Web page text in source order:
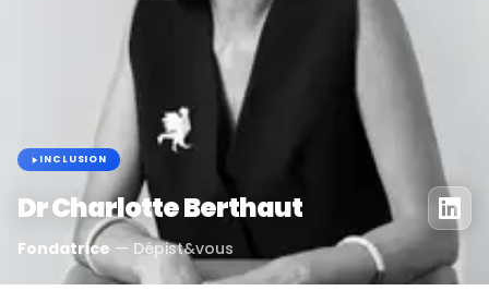
INCLUSION
Dr Charlotte Berthaut
Fondatrice — Dépist&vous